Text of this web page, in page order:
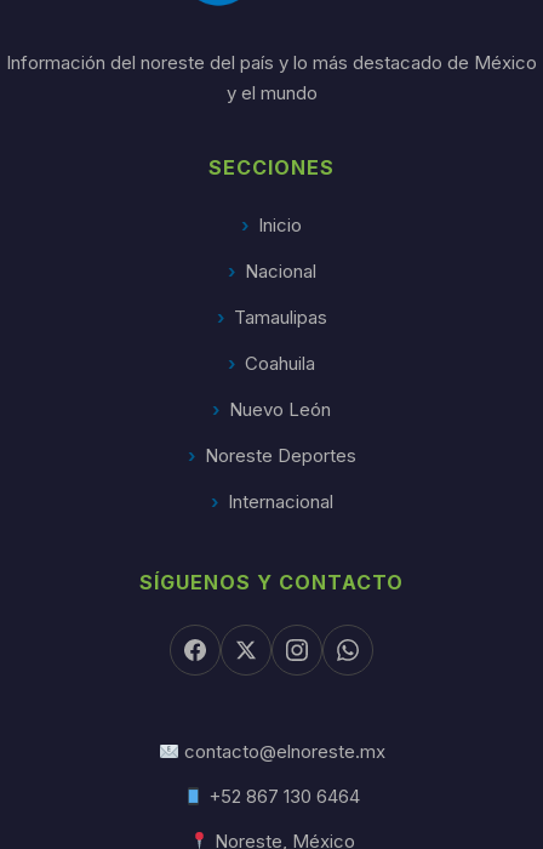
Información del noreste del país y lo más destacado de México
y el mundo
SECCIONES
Inicio
Nacional
Tamaulipas
Coahuila
Nuevo León
Noreste Deportes
Internacional
SÍGUENOS Y CONTACTO
contacto@elnoreste.mx
+52 867 130 6464
Noreste, México